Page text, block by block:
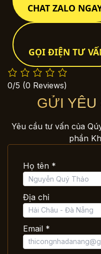
CHAT ZALO
GỌI ĐIỆN TƯ
0/5 (0 Reviews)
GỬI YÊU
Yêu cầu tư vấn của
phần
Họ tên *
Địa chỉ
Email *